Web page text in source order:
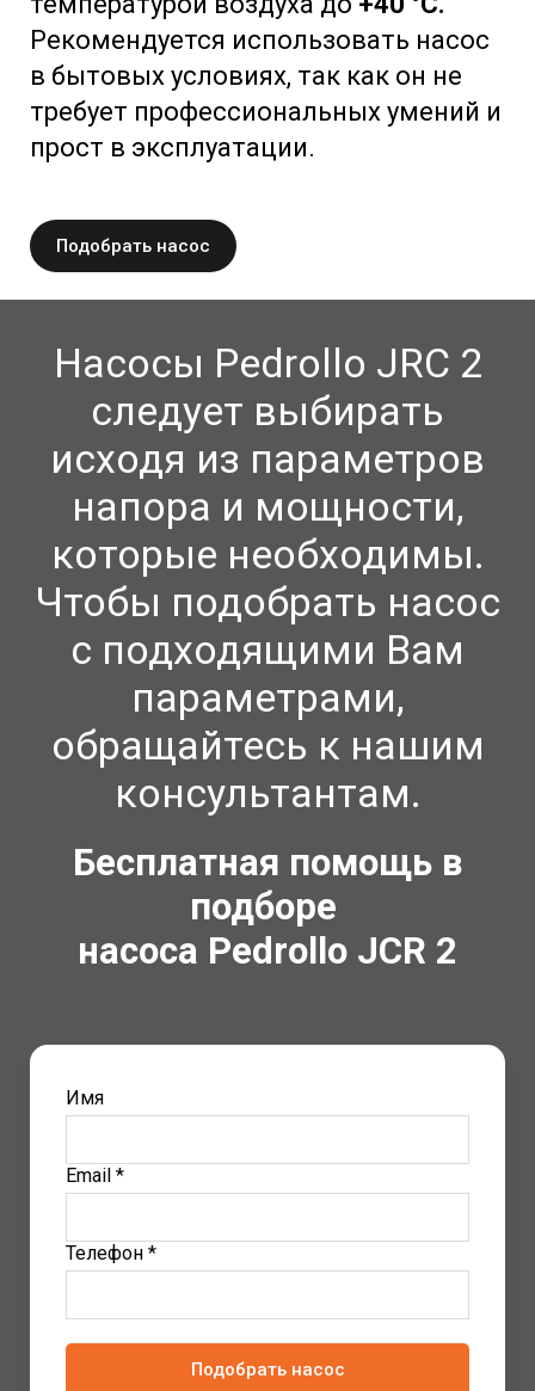
Рекомендуется использовать насос
в бытовых условиях, так как он не
требует профессиональных умений и
прост в эксплуатации.
Подобрать насос
Насосы Pedrollo JRC 2
следует выбирать
исходя из параметров
напора и мощности,
которые необходимы.
Чтобы подобрать насос
с подходящими Вам
параметрами,
обращайтесь к нашим
консультантам.
Бесплатная помощь в
подборе
насоса Pedrollo JCR 2
Имя
Email *
Телефон *
Подобрать насос